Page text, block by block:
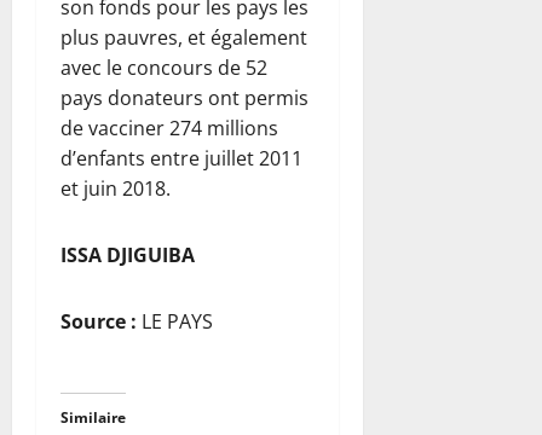
son fonds pour les pays les
plus pauvres, et également
avec le concours de 52
pays donateurs ont permis
de vacciner 274 millions
d’enfants entre juillet 2011
et juin 2018.
ISSA DJIGUIBA
Source : LE PAYS
Similaire